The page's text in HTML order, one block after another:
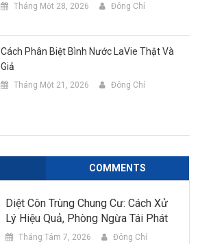
Tháng Một 28, 2026 Đông Chí
Cách Phân Biệt Bình Nước LaVie Thật Và
Giả
Tháng Một 21, 2026 Đông Chí
COMMENTS
Diệt Côn Trùng Chung Cư: Cách Xử
Lý Hiệu Quả, Phòng Ngừa Tái Phát
Tháng Tám 7, 2026 Đông Chí